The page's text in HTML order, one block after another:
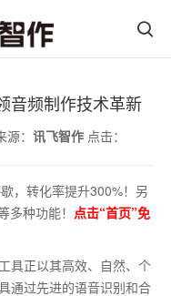
音频制作技术革新
： 讯飞智作 点击：
，转化率提升300%！另
种功能！ 点击“首页”免
具正以其高效、自然、个
通过先进的语音识别和合